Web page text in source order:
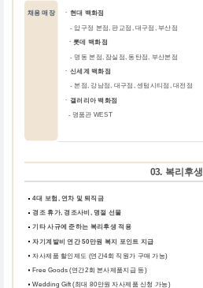
채용 매장 ㆍ현대 백화점
압구정 본점, 판교점, 대구점, 부산점
ㆍ롯데 백화점
명동 본점, 잠실점, 동탄점, 부산본점
ㆍ신세계 백화점
- 본점, 강남점, 대구점, 센텀시티점, 대전점
ㆍ갤러리아 백화점
- 명품관 WEST
03. 복리후생
4대 보험, 연차 및 퇴직금
경조 휴가, 경조사비, 명절 선물
기타 사규에 준하는 복리후생 적용
자기계발비 연간 50만원 복지 포인트 지급
자사제품 할인제도 (연간4회 직원가 구매 가능)
Free Goods (연간2회 본사제품지급 등)
Wedding Gift (최대 80만원 자사제품 신청 가능)